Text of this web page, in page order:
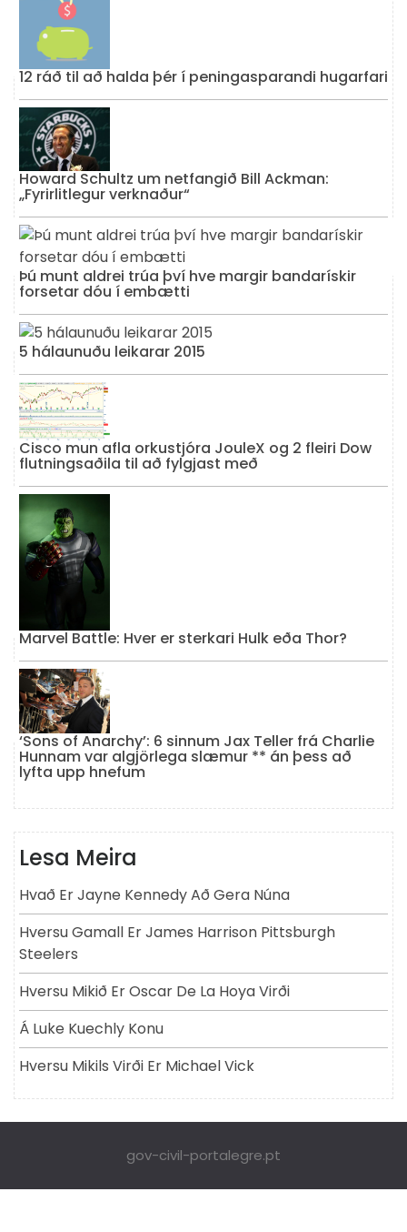
12 ráð til að halda þér í peningasparandi hugarfari
Howard Schultz um netfangið Bill Ackman:
„Fyrirlitlegur verknaður“
Þú munt aldrei trúa því hve margir bandarískir
forsetar dóu í embætti
5 hálaunuðu leikarar 2015
Cisco mun afla orkustjóra JouleX og 2 fleiri Dow
flutningsaðila til að fylgjast með
Marvel Battle: Hver er sterkari Hulk eða Thor?
‘Sons of Anarchy’: 6 sinnum Jax Teller frá Charlie
Hunnam var algjörlega slæmur ** án þess að
lyfta upp hnefum
Lesa Meira
Hvað Er Jayne Kennedy Að Gera Núna
Hversu Gamall Er James Harrison Pittsburgh
Steelers
Hversu Mikið Er Oscar De La Hoya Virði
Á Luke Kuechly Konu
Hversu Mikils Virði Er Michael Vick
gov-civil-portalegre.pt